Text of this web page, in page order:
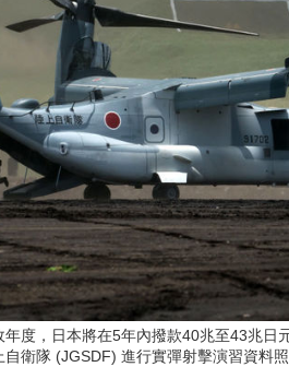
度，日本將在5年內撥款40兆至43兆日
衛隊 (JGSDF) 進行實彈射擊演習資料